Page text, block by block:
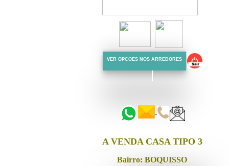
VER OPCOES NOS ARREDORES
A VENDA CASA TIPO 3
Bairro: BOQUISSO